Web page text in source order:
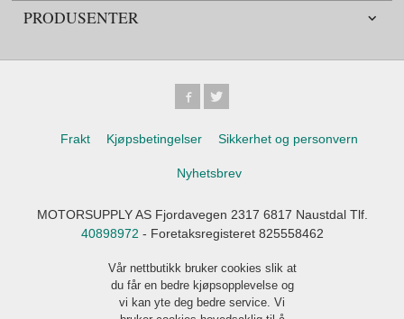
PRODUSENTER
Frakt Kjøpsbetingelser Sikkerhet og personvern
Nyhetsbrev
MOTORSUPPLY AS Fjordavegen 2317 6817 Naustdal Tlf.
40898972 - Foretaksregisteret 825558462
Vår nettbutikk bruker cookies slik at
du får en bedre kjøpsopplevelse og
vi kan yte deg bedre service. Vi